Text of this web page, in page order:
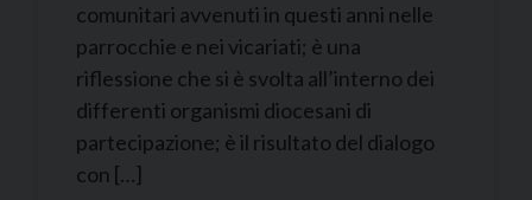
comunitari avvenuti in questi anni nelle
parrocchie e nei vicariati; è una
riflessione che si è svolta all’interno dei
differenti organismi diocesani di
partecipazione; è il risultato del dialogo
con […]